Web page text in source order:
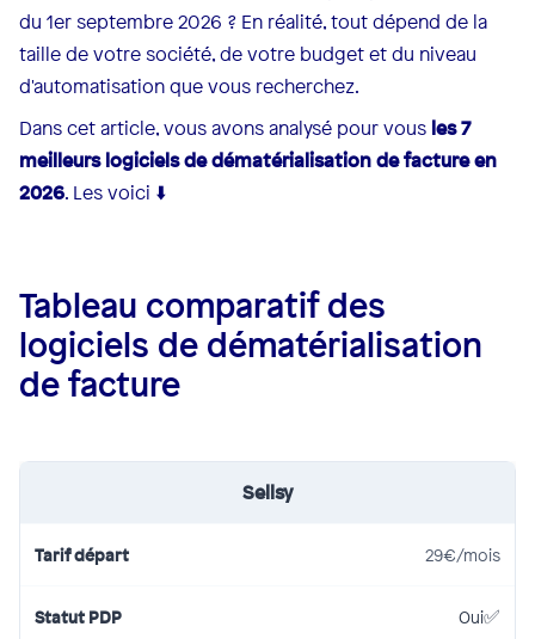
du 1er septembre 2026 ? En réalité, tout dépend de la
taille de votre société, de votre budget et du niveau
d'automatisation que vous recherchez.
Dans cet article, vous avons analysé pour vous les 7
meilleurs logiciels de dématérialisation de facture en
2026. Les voici ⬇️
Tableau comparatif des
logiciels de dématérialisation
de facture
Sellsy
29€/mois
Oui